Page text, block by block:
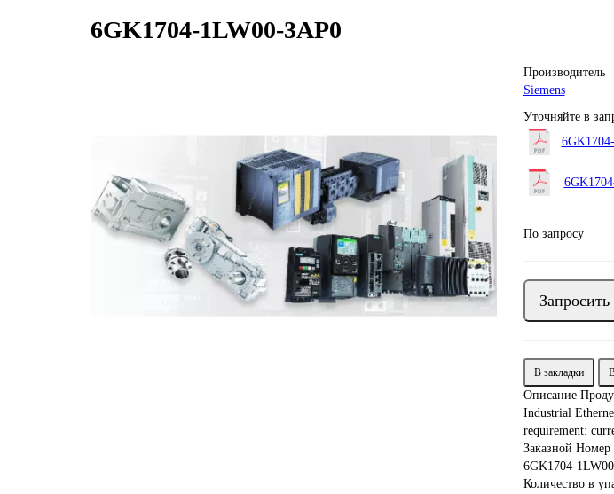
6GK1704-1LW00-3AP0
Производитель
Siemens
Уточняйте в
По запросу
В закладки
Описание
Industrial
requirement:
Заказной
6GK1704-
Количество в